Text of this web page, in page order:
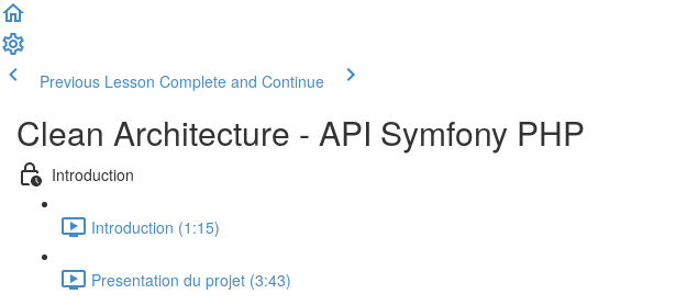
Previous Lesson Complete and Continue
Clean Architecture - API Symfony PHP
Introduction
Introduction (1:15)
Presentation du projet (3:43)